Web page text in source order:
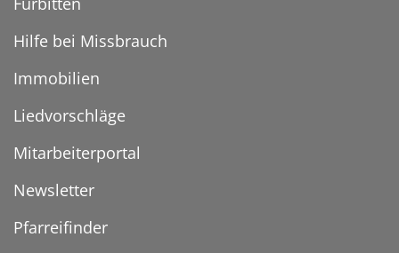
Hilfe bei Missbrauch
Immobilien
Liedvorschläge
Mitarbeiterportal
Newsletter
Pfarreifinder